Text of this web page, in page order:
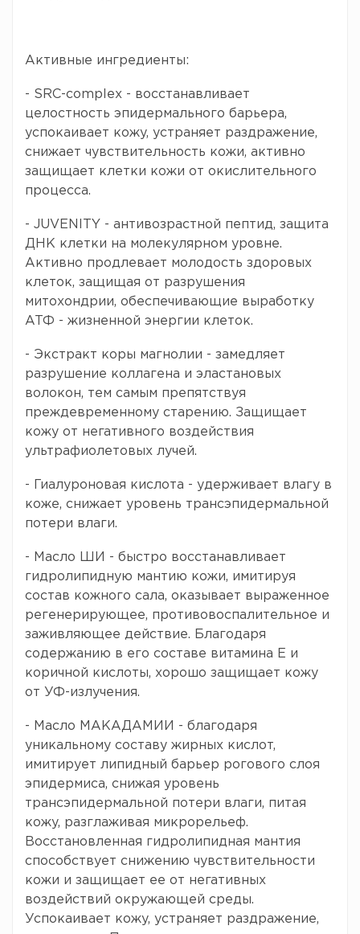
Активные ингредиенты:
- SRC-complex - восстанавливает
целостность эпидермального барьера,
успокаивает кожу, устраняет раздражение,
снижает чувствительность кожи, активно
защищает клетки кожи от окислительного
процесса.
- JUVENITY - антивозрастной пептид, защита
ДНК клетки на молекулярном уровне.
Активно продлевает молодость здоровых
клеток, защищая от разрушения
митохондрии, обеспечивающие выработку
АТФ - жизненной энергии клеток.
- Экстракт коры магнолии - замедляет
разрушение коллагена и эластановых
волокон, тем самым препятствуя
преждевременному старению. Защищает
кожу от негативного воздействия
ультрафиолетовых лучей.
- Гиалуроновая кислота - удерживает влагу в
коже, снижает уровень трансэпидермальной
потери влаги.
- Масло ШИ - быстро восстанавливает
гидролипидную мантию кожи, имитируя
состав кожного сала, оказывает выраженное
регенерирующее, противовоспалительное и
заживляющее действие. Благодаря
содержанию в его составе витамина Е и
коричной кислоты, хорошо защищает кожу
от УФ-излучения.
- Масло МАКАДАМИИ - благодаря
уникальному составу жирных кислот,
имитирует липидный барьер рогового слоя
эпидермиса, снижая уровень
трансэпидермальной потери влаги, питая
кожу, разглаживая микрорельеф.
Восстановленная гидролипидная мантия
способствует снижению чувствительности
кожи и защищает ее от негативных
воздействий окружающей среды.
Успокаивает кожу, устраняет раздражение,